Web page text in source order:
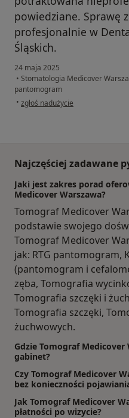
powiedziane. Sprawę
profesjonalnie w
Śląskich.
24 maja 2025
• Stomatologia Medicover
pantomogram
• w opinii użytkownika GG
zgłoś nadużycie
Najczęściej zadawane
Jaki jest zakres porad
Medicover Warszawa?
Tomograf Medicover
podstawie swojego
Tomograf Medicover
jak: RTG pantomogram,
(pantomogram i
zęba, Tomografia
Tomografia szczęki i
Tomografia szczęki,
żuchwowych.
Gdzie Tomograf Medicover
gabinet?
Czy Tomograf Medicover
bez konieczności
Jak Tomograf Medicover
płatności po wizycie?